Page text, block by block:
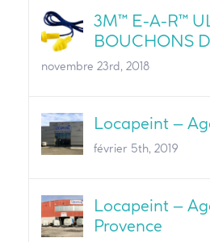
3M™ E-A-R™
BOUCHONS
novembre 23rd, 2018
Locapeint –
février 5th, 2019
Locapeint –
Provence